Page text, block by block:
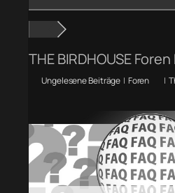
THE BIRDHOUSE
Ungelesene Beiträge | Foren |